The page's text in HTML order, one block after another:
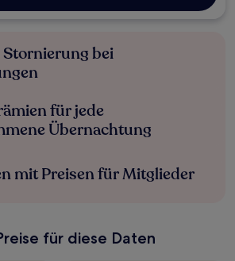
bei
für jede
Übernachtung
mit Preisen für Mitglieder
für diese Daten